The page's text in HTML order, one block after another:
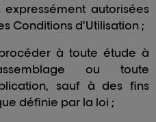
autorisées
Conditions d’Utilisation ;
à toute étude à
ou toute
sauf à des fins
définie par la loi ;